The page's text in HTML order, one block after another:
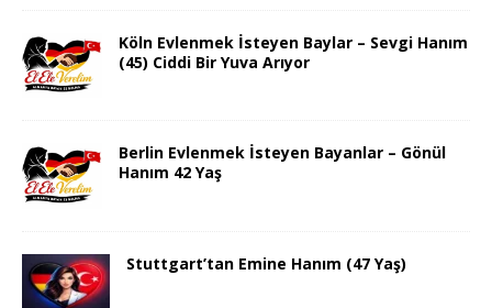
Köln Evlenmek İsteyen Baylar – Sevgi Hanım
(45) Ciddi Bir Yuva Arıyor
Berlin Evlenmek İsteyen Bayanlar – Gönül
Hanım 42 Yaş
Stuttgart’tan Emine Hanım (47 Yaş)